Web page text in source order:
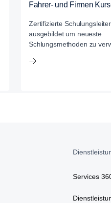
Fahrer- und Firmen
Zertifizierte
ausgebildet um neueste
Schlungsmethoden zu
Services